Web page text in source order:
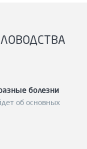
болезни
об основных